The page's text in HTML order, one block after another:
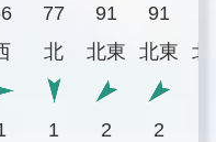
77 91 91
北 北東 北東 北
1 2 2